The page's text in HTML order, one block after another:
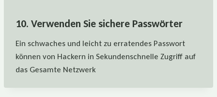
10. Verwenden Sie sichere Passwörter
Ein schwaches und leicht zu erratendes Passwort
können von Hackern in Sekundenschnelle Zugriff auf
das Gesamte Netzwerk